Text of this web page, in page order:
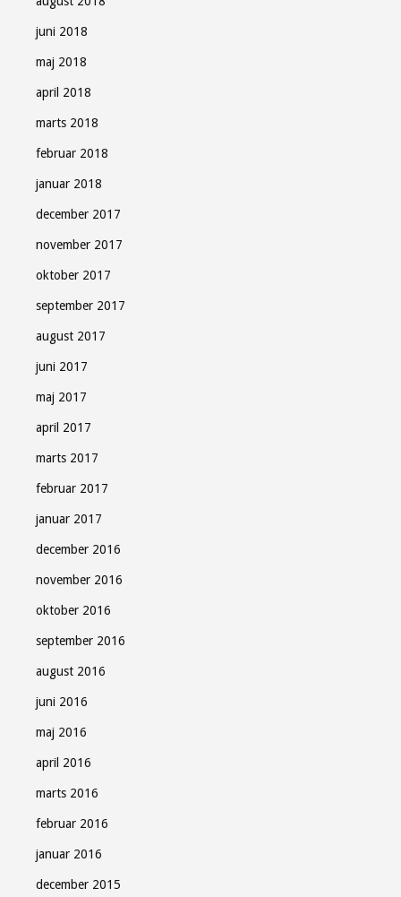
juni 2018
maj 2018
april 2018
marts 2018
februar 2018
januar 2018
december 2017
november 2017
oktober 2017
september 2017
august 2017
juni 2017
maj 2017
april 2017
marts 2017
februar 2017
januar 2017
december 2016
november 2016
oktober 2016
september 2016
august 2016
juni 2016
maj 2016
april 2016
marts 2016
februar 2016
januar 2016
december 2015